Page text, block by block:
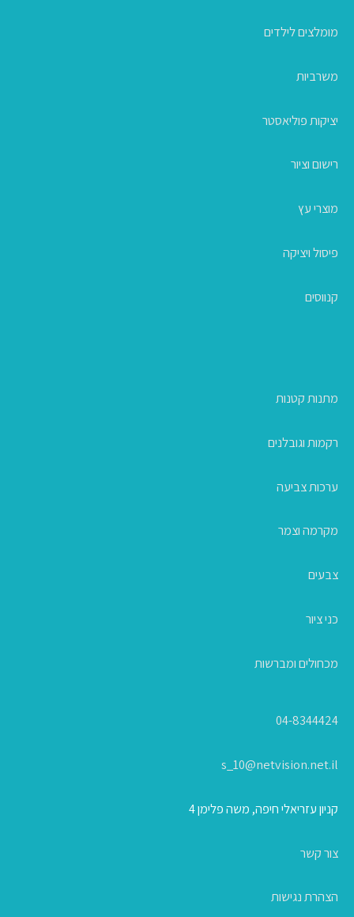
מומלצים לילדים
משרביות
יציקות פוליאסטר
רישום וציור
מוצרי עץ
פיסול ויציקה
קנווסים
מתנות קטנות
רקמות וגובלנים
ערכות צביעה
מקרמה וצמר
צבעים
כני ציור
מכחולים ומברשות
04-8344424
s_10@netvision.net.il
קניון עזריאלי חיפה, משה פלימן 4
צור קשר
הצהרת נגישות